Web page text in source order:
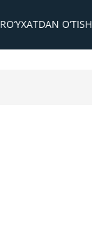
RO‘YXATDAN O‘TISH